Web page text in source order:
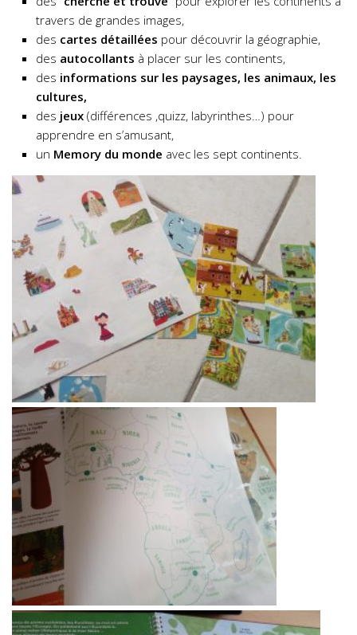
travers de grandes images,
des cartes détaillées pour découvrir la géographie,
des autocollants à placer sur les continents,
des informations sur les paysages, les animaux, les
cultures,
des jeux (différences ,quizz, labyrinthes…) pour
apprendre en s’amusant,
un Memory du monde avec les sept continents.